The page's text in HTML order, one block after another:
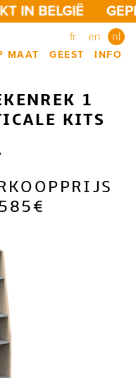
IN BELGIË
fr en nl
MAAT GEEST INFO
1
KITS